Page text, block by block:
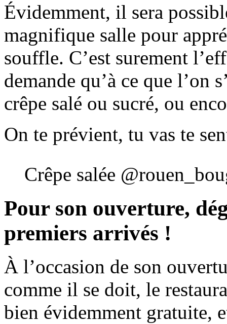
Évidemment, il sera
magnifique salle pour
souffle. C’est surement
demande qu’à ce que l’on
crêpe salé ou sucré, ou
On te prévient, tu vas te
Crêpe salée
Pour son ouverture,
premiers arrivés !
À l’occasion de son
comme il se doit, le
bien évidemment gratuite,